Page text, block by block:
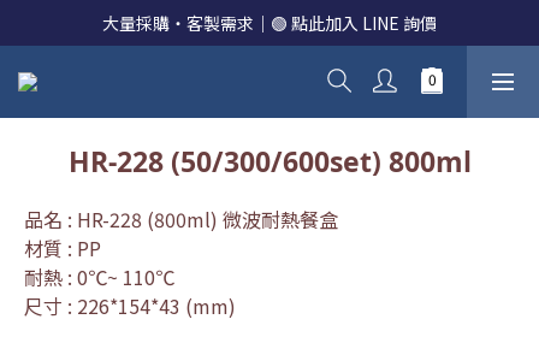
大量採購・客製需求｜🟢 點此加入 LINE 詢價
HR-228 (50/300/600set) 800ml
品名 : HR-228 (800ml) 微波耐熱餐盒
材質 : PP
耐熱 : 0℃~ 110℃
尺寸 : 226*154*43 (mm)